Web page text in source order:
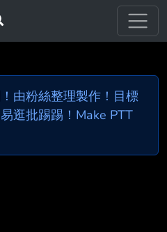
由粉絲整理製作！目標
逛批踢踢！Make PTT